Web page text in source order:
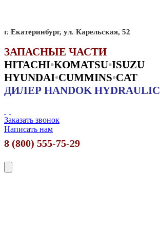
г. Екатеринбург, ул. Карельская, 52
ЗАПАСНЫЕ ЧАСТИ
HITACHI•KOMATSU•ISUZU
HYUNDAI•CUMMINS•CAT
ДИЛЕР HANDOK HYDRAULIC
Заказать звонок
Написать нам
8 (800) 555-75-29